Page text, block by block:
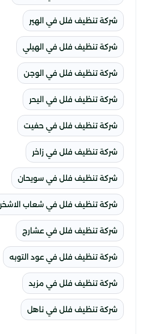
شركة تنظيف فلل في الهير
شركة تنظيف فلل في الهيلي
شركة تنظيف فلل في الوجن
شركة تنظيف فلل في اليحر
شركة تنظيف فلل في حفيت
شركة تنظيف فلل في زاخر
شركة تنظيف فلل في سويحان
شركة تنظيف فلل في شعاب الاشخر
شركة تنظيف فلل في عشارج
شركة تنظيف فلل في عود التوبه
شركة تنظيف فلل في مزيد
شركة تنظيف فلل في ناهل